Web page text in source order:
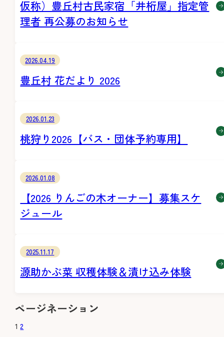
仮称）豊丘村古民家宿「井桁屋」指定管
理者 再公募のお知らせ
2026.04.19
豊丘村 花だより 2026
2026.01.23
桃狩り2026【バス・団体予約専用】
2026.01.08
【2026 りんごの木オーナー】募集スケ
ジュール
2025.11.17
源助かぶ菜 収穫体験＆漬け込み体験
ページネーション
1 2